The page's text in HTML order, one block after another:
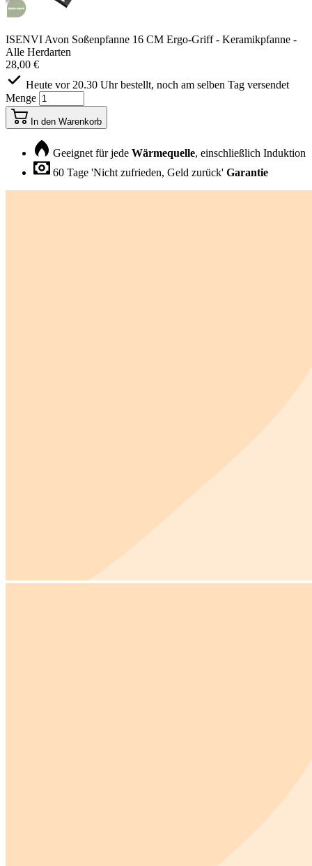
ISENVI Avon Soßenpfanne 16 CM Ergo-Griff - Keramikpfanne -
Alle Herdarten
28,00 €
Heute vor 20.30 Uhr bestellt, noch am selben Tag versendet
Menge
In den Warenkorb
Geeignet für jede Wärmequelle, einschließlich Induktion
60 Tage 'Nicht zufrieden, Geld zurück' Garantie